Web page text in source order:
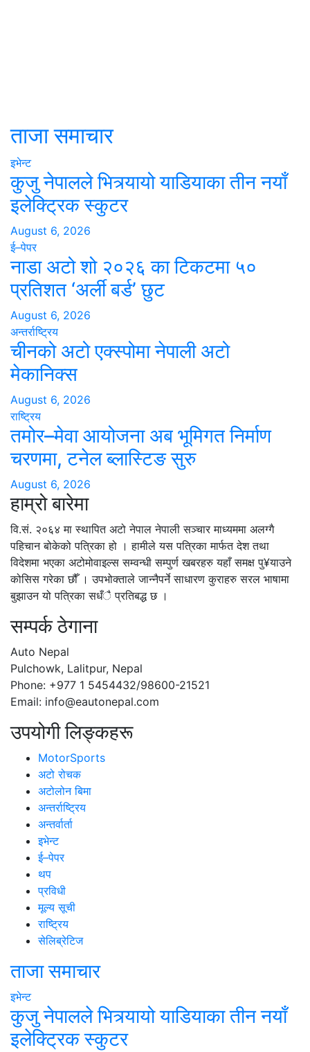
ताजा समाचार
इभेन्ट
कुजु नेपालले भित्र्यायो याडियाका तीन नयाँ
इलेक्ट्रिक स्कुटर
August 6, 2026
ई–पेपर
नाडा अटो शो २०२६ का टिकटमा ५०
प्रतिशत ‘अर्ली बर्ड’ छुट
August 6, 2026
अन्तर्राष्ट्रिय
चीनको अटो एक्स्पोमा नेपाली अटो
मेकानिक्स
August 6, 2026
राष्ट्रिय
तमोर–मेवा आयोजना अब भूमिगत निर्माण
चरणमा, टनेल ब्लास्टिङ सुरु
August 6, 2026
हाम्रो बारेमा
वि.सं. २०६४ मा स्थापित अटो नेपाल नेपाली सञ्चार माध्यममा अलग्गै
पहिचान बोकेको पत्रिका हो । हामीले यस पत्रिका मार्फत देश तथा
विदेशमा भएका अटोमोवाइल्स सम्वन्धी सम्पुर्ण खबरहरु यहाँ समक्ष पु¥याउने
कोसिस गरेका छौँ । उपभोक्ताले जान्नैपर्ने साधारण कुराहरु सरल भाषामा
बुझाउन यो पत्रिका सधँै प्रतिबद्ध छ ।
सम्पर्क ठेगाना
Auto Nepal
Pulchowk, Lalitpur, Nepal
Phone: +977 1 5454432/98600-21521
Email: info@eautonepal.com
उपयोगी लिङ्कहरू
MotorSports
अटो रोचक
अटोलोन बिमा
अन्तर्राष्ट्रिय
अन्तर्वार्ता
इभेन्ट
ई–पेपर
थप
प्रविधी
मूल्य सूची
राष्ट्रिय
सेलिब्रेटिज
ताजा समाचार
इभेन्ट
कुजु नेपालले भित्र्यायो याडियाका तीन नयाँ
इलेक्ट्रिक स्कुटर